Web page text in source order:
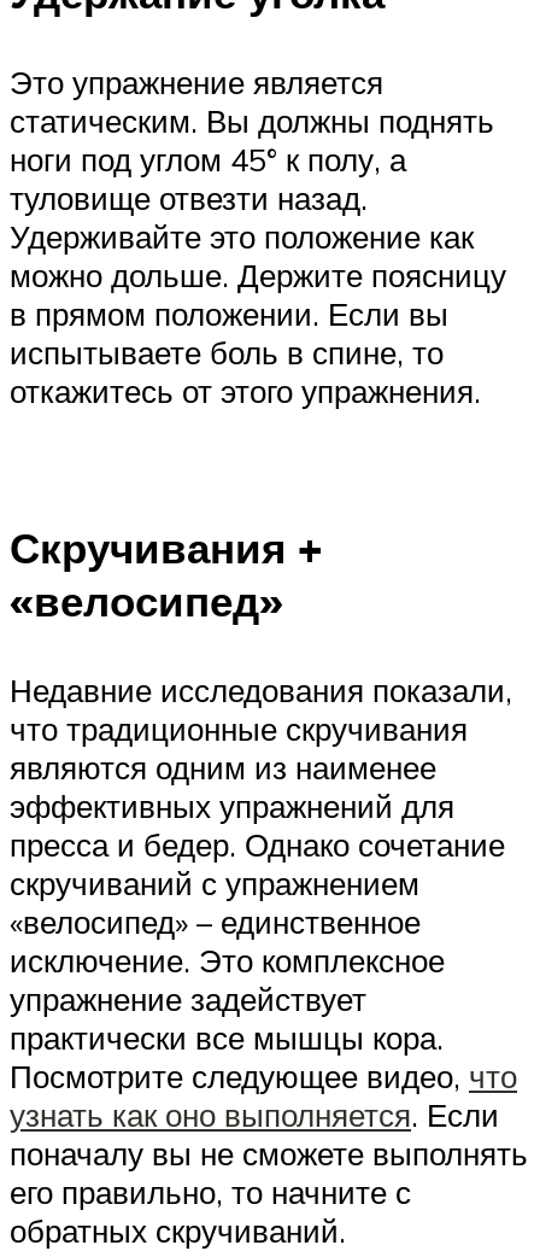
Это упражнение является
статическим. Вы должны поднять
ноги под углом 45° к полу, а
туловище отвезти назад.
Удерживайте это положение как
можно дольше. Держите поясницу
в прямом положении. Если вы
испытываете боль в спине, то
откажитесь от этого упражнения.
Скручивания +
«велосипед»
Недавние исследования показали,
что традиционные скручивания
являются одним из наименее
эффективных упражнений для
пресса и бедер. Однако сочетание
скручиваний с упражнением
«велосипед» – единственное
исключение. Это комплексное
упражнение задействует
практически все мышцы кора.
Посмотрите следующее видео, что
узнать как оно выполняется. Если
поначалу вы не сможете выполнять
его правильно, то начните с
обратных скручиваний.